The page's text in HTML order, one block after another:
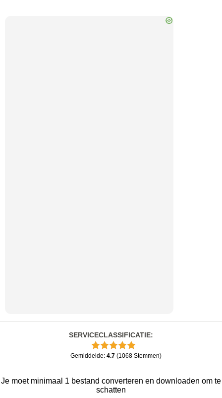
SERVICECLASSIFICATIE:
Gemiddelde: 4.7 (1068 Stemmen)
Je moet minimaal 1 bestand converteren en downloaden om te
schatten